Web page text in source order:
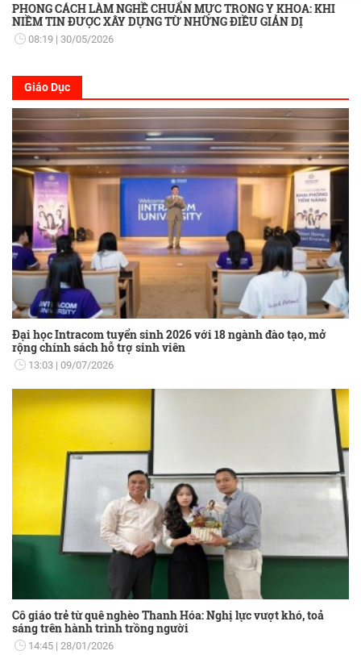
PHONG CÁCH LÀM NGHỀ CHUẨN MỰC TRONG Y KHOA: KHI
NIỀM TIN ĐƯỢC XÂY DỰNG TỪ NHỮNG ĐIỀU GIẢN DỊ
08:19 30/05/2026
Giáo Dục
Đại học Intracom tuyển sinh 2026 với 18 ngành đào tạo, mở
rộng chính sách hỗ trợ sinh viên
13:03 09/07/2026
Cô giáo trẻ từ quê nghèo Thanh Hóa: Nghị lực vượt khó, toả
sáng trên hành trình trồng người
14:45 28/01/2026